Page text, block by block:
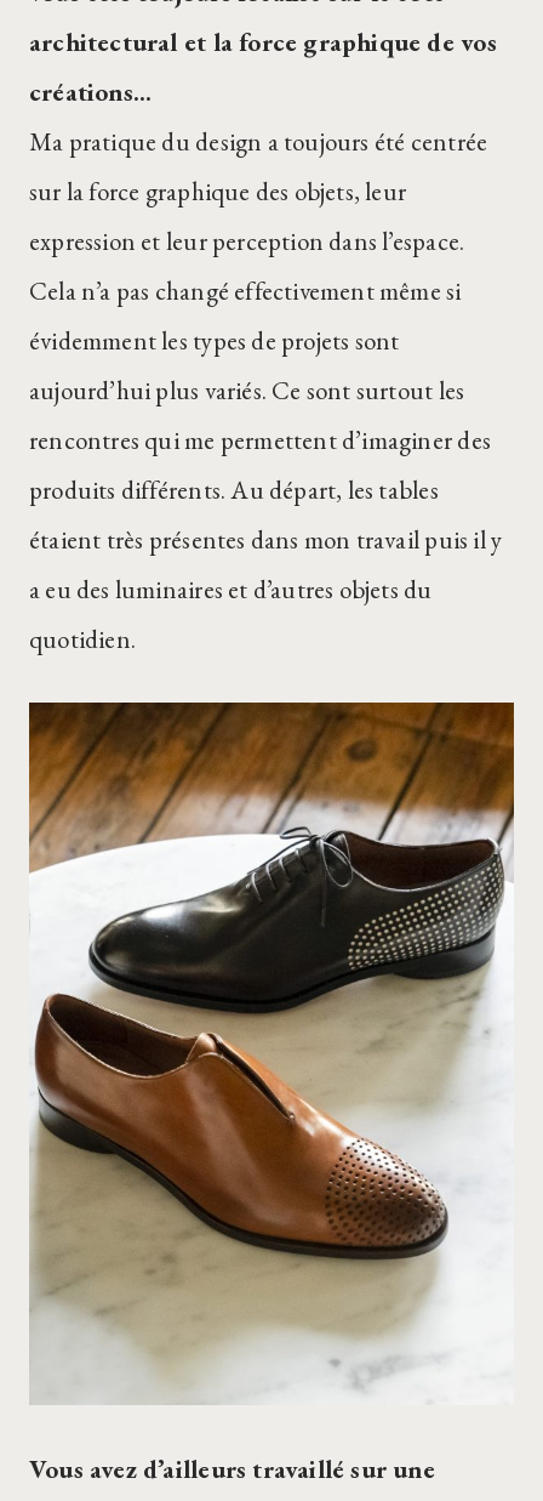
architectural et la force graphique de vos
créations…
Ma pratique du design a toujours été centrée
sur la force graphique des objets, leur
expression et leur perception dans l’espace.
Cela n’a pas changé effectivement même si
évidemment les types de projets sont
aujourd’hui plus variés. Ce sont surtout les
rencontres qui me permettent d’imaginer des
produits différents. Au départ, les tables
étaient très présentes dans mon travail puis il y
a eu des luminaires et d’autres objets du
quotidien.
Vous avez d’ailleurs travaillé sur une